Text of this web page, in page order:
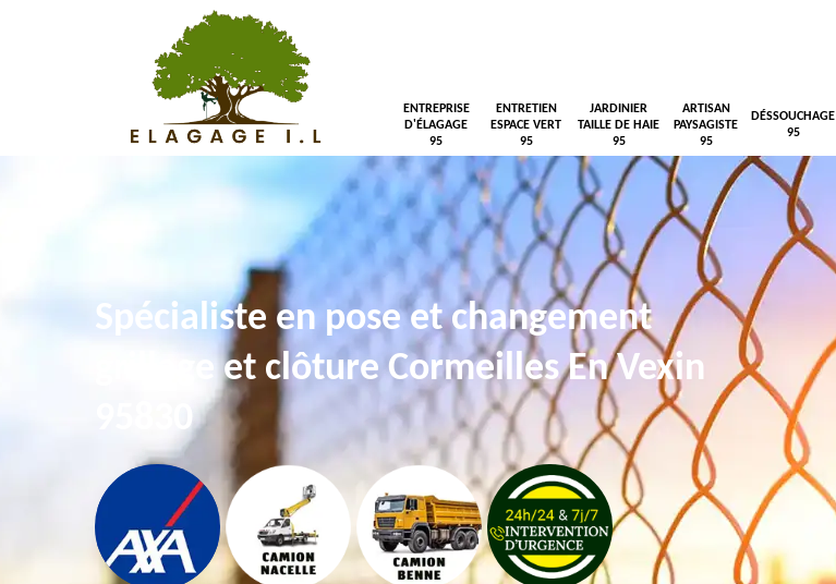
ENTREPRISE
D'ÉLAGAGE
95
ENTRETIEN
ESPACE VERT
95
JARDINIER
TAILLE DE HAIE
95
ARTISAN
PAYSAGISTE
95
DÉSSOUCHAGE
95
Spécialiste en pose et changement
grillage et clôture Cormeilles En Vexin
95830